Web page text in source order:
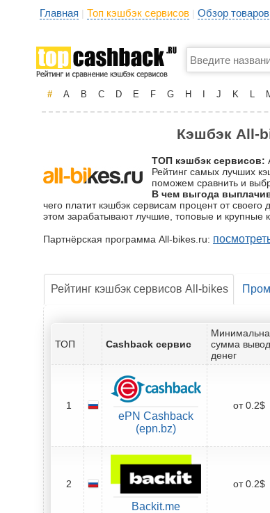
Главная | Топ кэшбэк сервисов | Обзор товаров
# A B C D E F G H J K L
Кэшбэк All-
ТОП кэшбэк сервисов:
Рейтинг самых лучших
поможем сравнить и
В чем выгода
чего платит кэшбэк сервисам процент от
этом зарабатывают лучшие, топовые и крупные
Партнёрская программа All-bikes.ru:
Рейтинг кэшбэк сервисов All-bikes
ТОП Cashback сервис
сумма
денег
1
ePN Cashback
(epn.bz)
от 0.2$
2
Backit.me
от 0.2$